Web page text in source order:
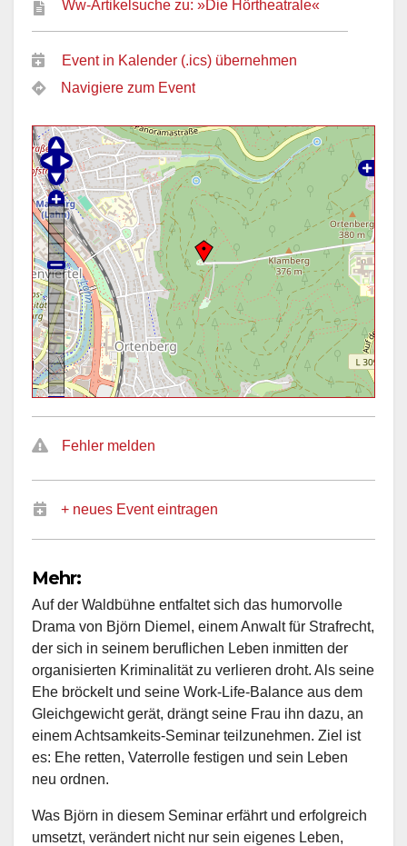
Ww-Artikelsuche zu: »Die Hörtheatrale«
Event in Kalender (.ics) übernehmen
Navigiere zum Event
Fehler melden
+ neues Event eintragen
Mehr:
Auf der Waldbühne entfaltet sich das humorvolle
Drama von Björn Diemel, einem Anwalt für Strafrecht,
der sich in seinem beruflichen Leben inmitten der
organisierten Kriminalität zu verlieren droht. Als seine
Ehe bröckelt und seine Work-Life-Balance aus dem
Gleichgewicht gerät, drängt seine Frau ihn dazu, an
einem Achtsamkeits-Seminar teilzunehmen. Ziel ist
es: Ehe retten, Vaterrolle festigen und sein Leben
neu ordnen.
Was Björn in diesem Seminar erfährt und erfolgreich
umsetzt, verändert nicht nur sein eigenes Leben,